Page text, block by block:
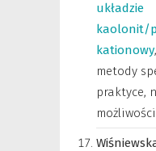
układzie
kaolonit/
kationowy,
metody
praktyce,